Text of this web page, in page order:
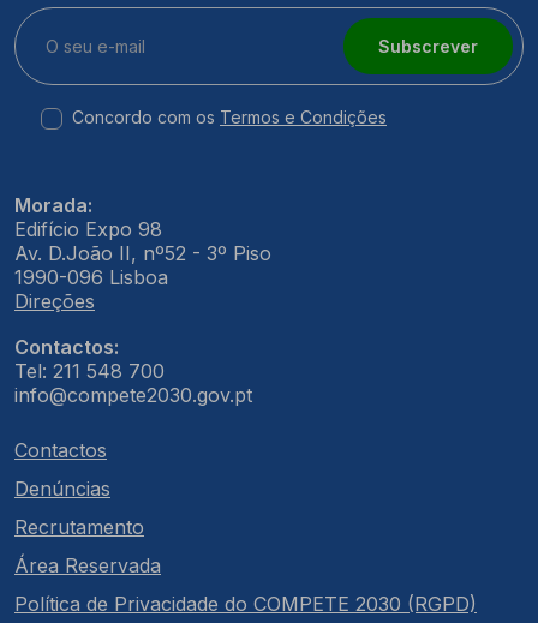
Subscrever
Concordo com os Termos e Condições
Morada:
Edifício Expo 98
Av. D.João II, nº52 - 3º Piso
1990-096 Lisboa
Direções
Contactos:
Tel: 211 548 700
info@compete2030.gov.pt
Contactos
Denúncias
Recrutamento
Área Reservada
Política de Privacidade do COMPETE 2030 (RGPD)